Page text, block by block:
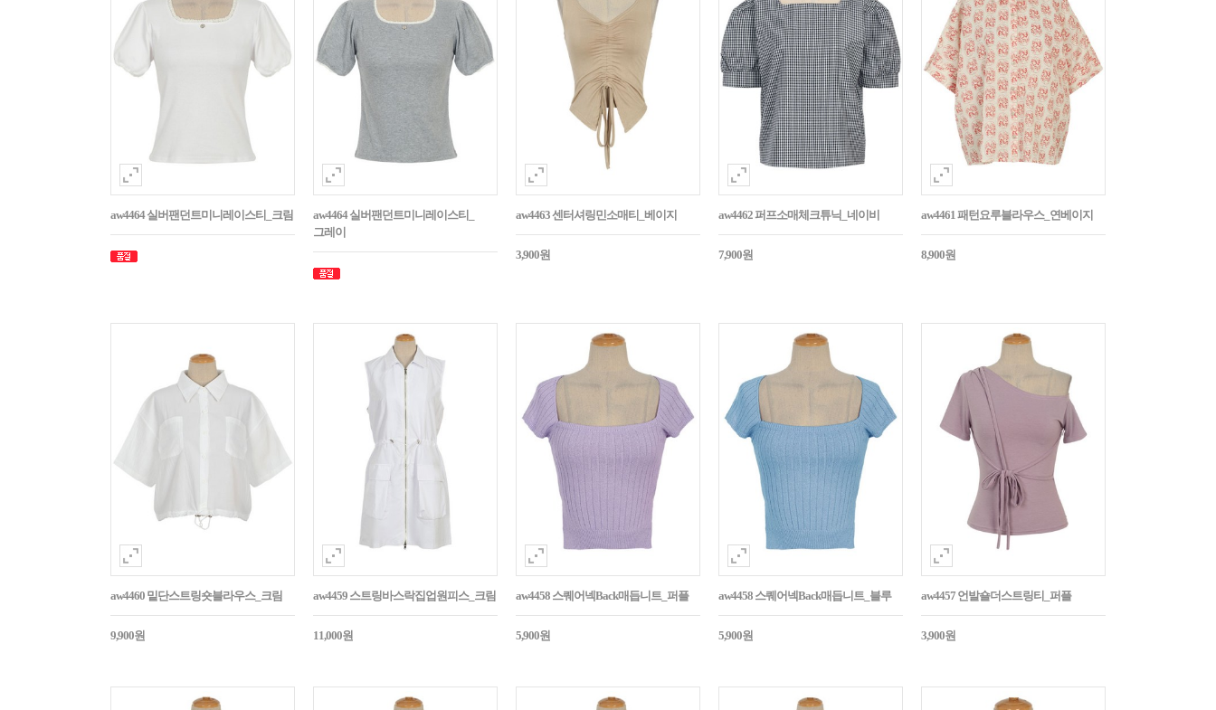
aw4464 실버팬던트미니레이스티_크림
aw4464 실버팬던트미니레이스티_
그레이
aw4463 센터셔링민소매티_베이지
3,900원
aw4462 퍼프소매체크튜닉_네이비
7,900원
aw4461 패턴요루블라우스_연베이지
8,900원
aw4460 밑단스트링숏블라우스_크림
9,900원
aw4459 스트링바스락집업원피스_크림
11,000원
aw4458 스퀘어넥Back매듭니트_퍼플
5,900원
aw4458 스퀘어넥Back매듭니트_블루
5,900원
aw4457 언발숄더스트링티_퍼플
3,900원